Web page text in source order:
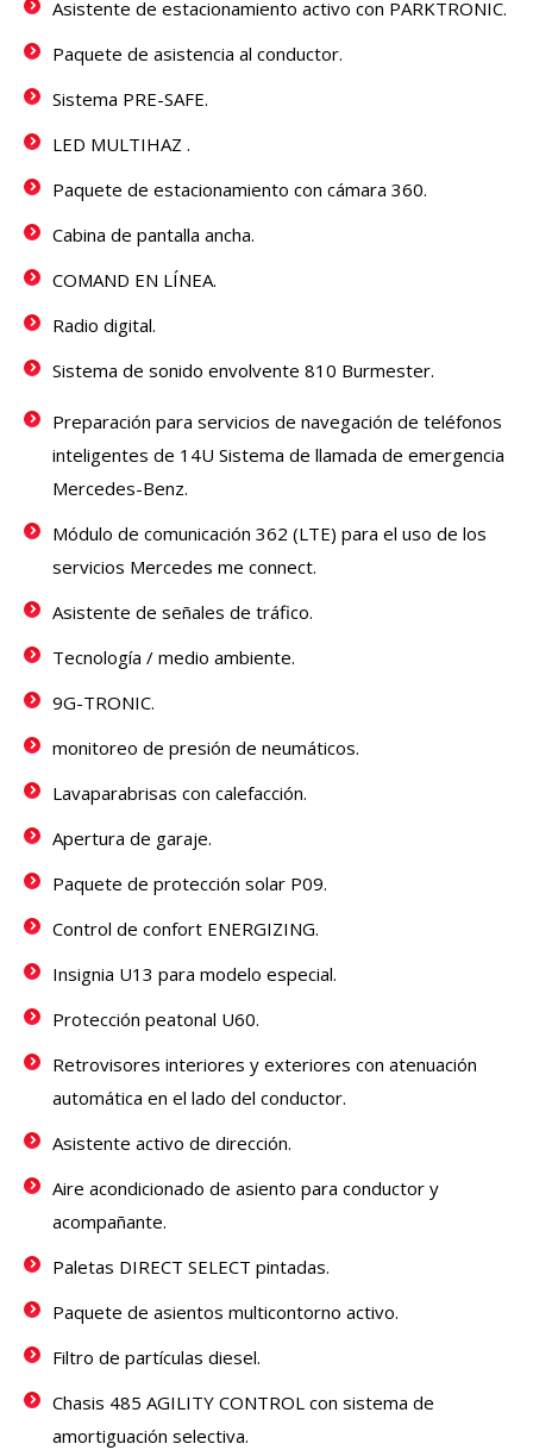
Asistente de estacionamiento activo con PARKTRONIC.
Paquete de asistencia al conductor.
Sistema PRE-SAFE.
LED MULTIHAZ .
Paquete de estacionamiento con cámara 360.
Cabina de pantalla ancha.
COMAND EN LÍNEA.
Radio digital.
Sistema de sonido envolvente 810 Burmester.
Preparación para servicios de navegación de teléfonos
inteligentes de 14U Sistema de llamada de emergencia
Mercedes-Benz.
Módulo de comunicación 362 (LTE) para el uso de los
servicios Mercedes me connect.
Asistente de señales de tráfico.
Tecnología / medio ambiente.
9G-TRONIC.
monitoreo de presión de neumáticos.
Lavaparabrisas con calefacción.
Apertura de garaje.
Paquete de protección solar P09.
Control de confort ENERGIZING.
Insignia U13 para modelo especial.
Protección peatonal U60.
Retrovisores interiores y exteriores con atenuación
automática en el lado del conductor.
Asistente activo de dirección.
Aire acondicionado de asiento para conductor y
acompañante.
Paletas DIRECT SELECT pintadas.
Paquete de asientos multicontorno activo.
Filtro de partículas diesel.
Chasis 485 AGILITY CONTROL con sistema de
amortiguación selectiva.